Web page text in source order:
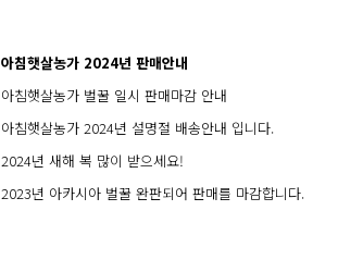
아침햇살농가 2024년 판매안내
아침햇살농가 벌꿀 일시 판매마감 안내
아침햇살농가 2024년 설명절 배송안내 입니다.
2024년 새해 복 많이 받으세요!
2023년 아카시아 벌꿀 완판되어 판매를 마감합니다.